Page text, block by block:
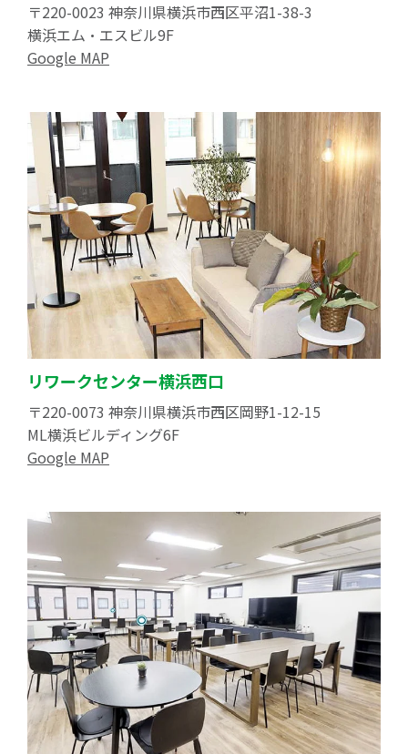
〒220-0023 神奈川県横浜市西区平沼1-38-3
横浜エム・エスビル9F
Google MAP
リワークセンター横浜西口
〒220-0073 神奈川県横浜市西区岡野1-12-15
ML横浜ビルディング6F
Google MAP